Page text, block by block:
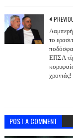
το
ΕΠΣΛ
χρονιάς!
POST A COMMENT